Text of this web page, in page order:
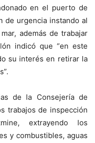
en el puerto de
de urgencia instando al
además de trabajar
indicó que “en este
su interés en retirar la
de la Consejería de
trabajos de inspección
extrayendo los
y combustibles, aguas